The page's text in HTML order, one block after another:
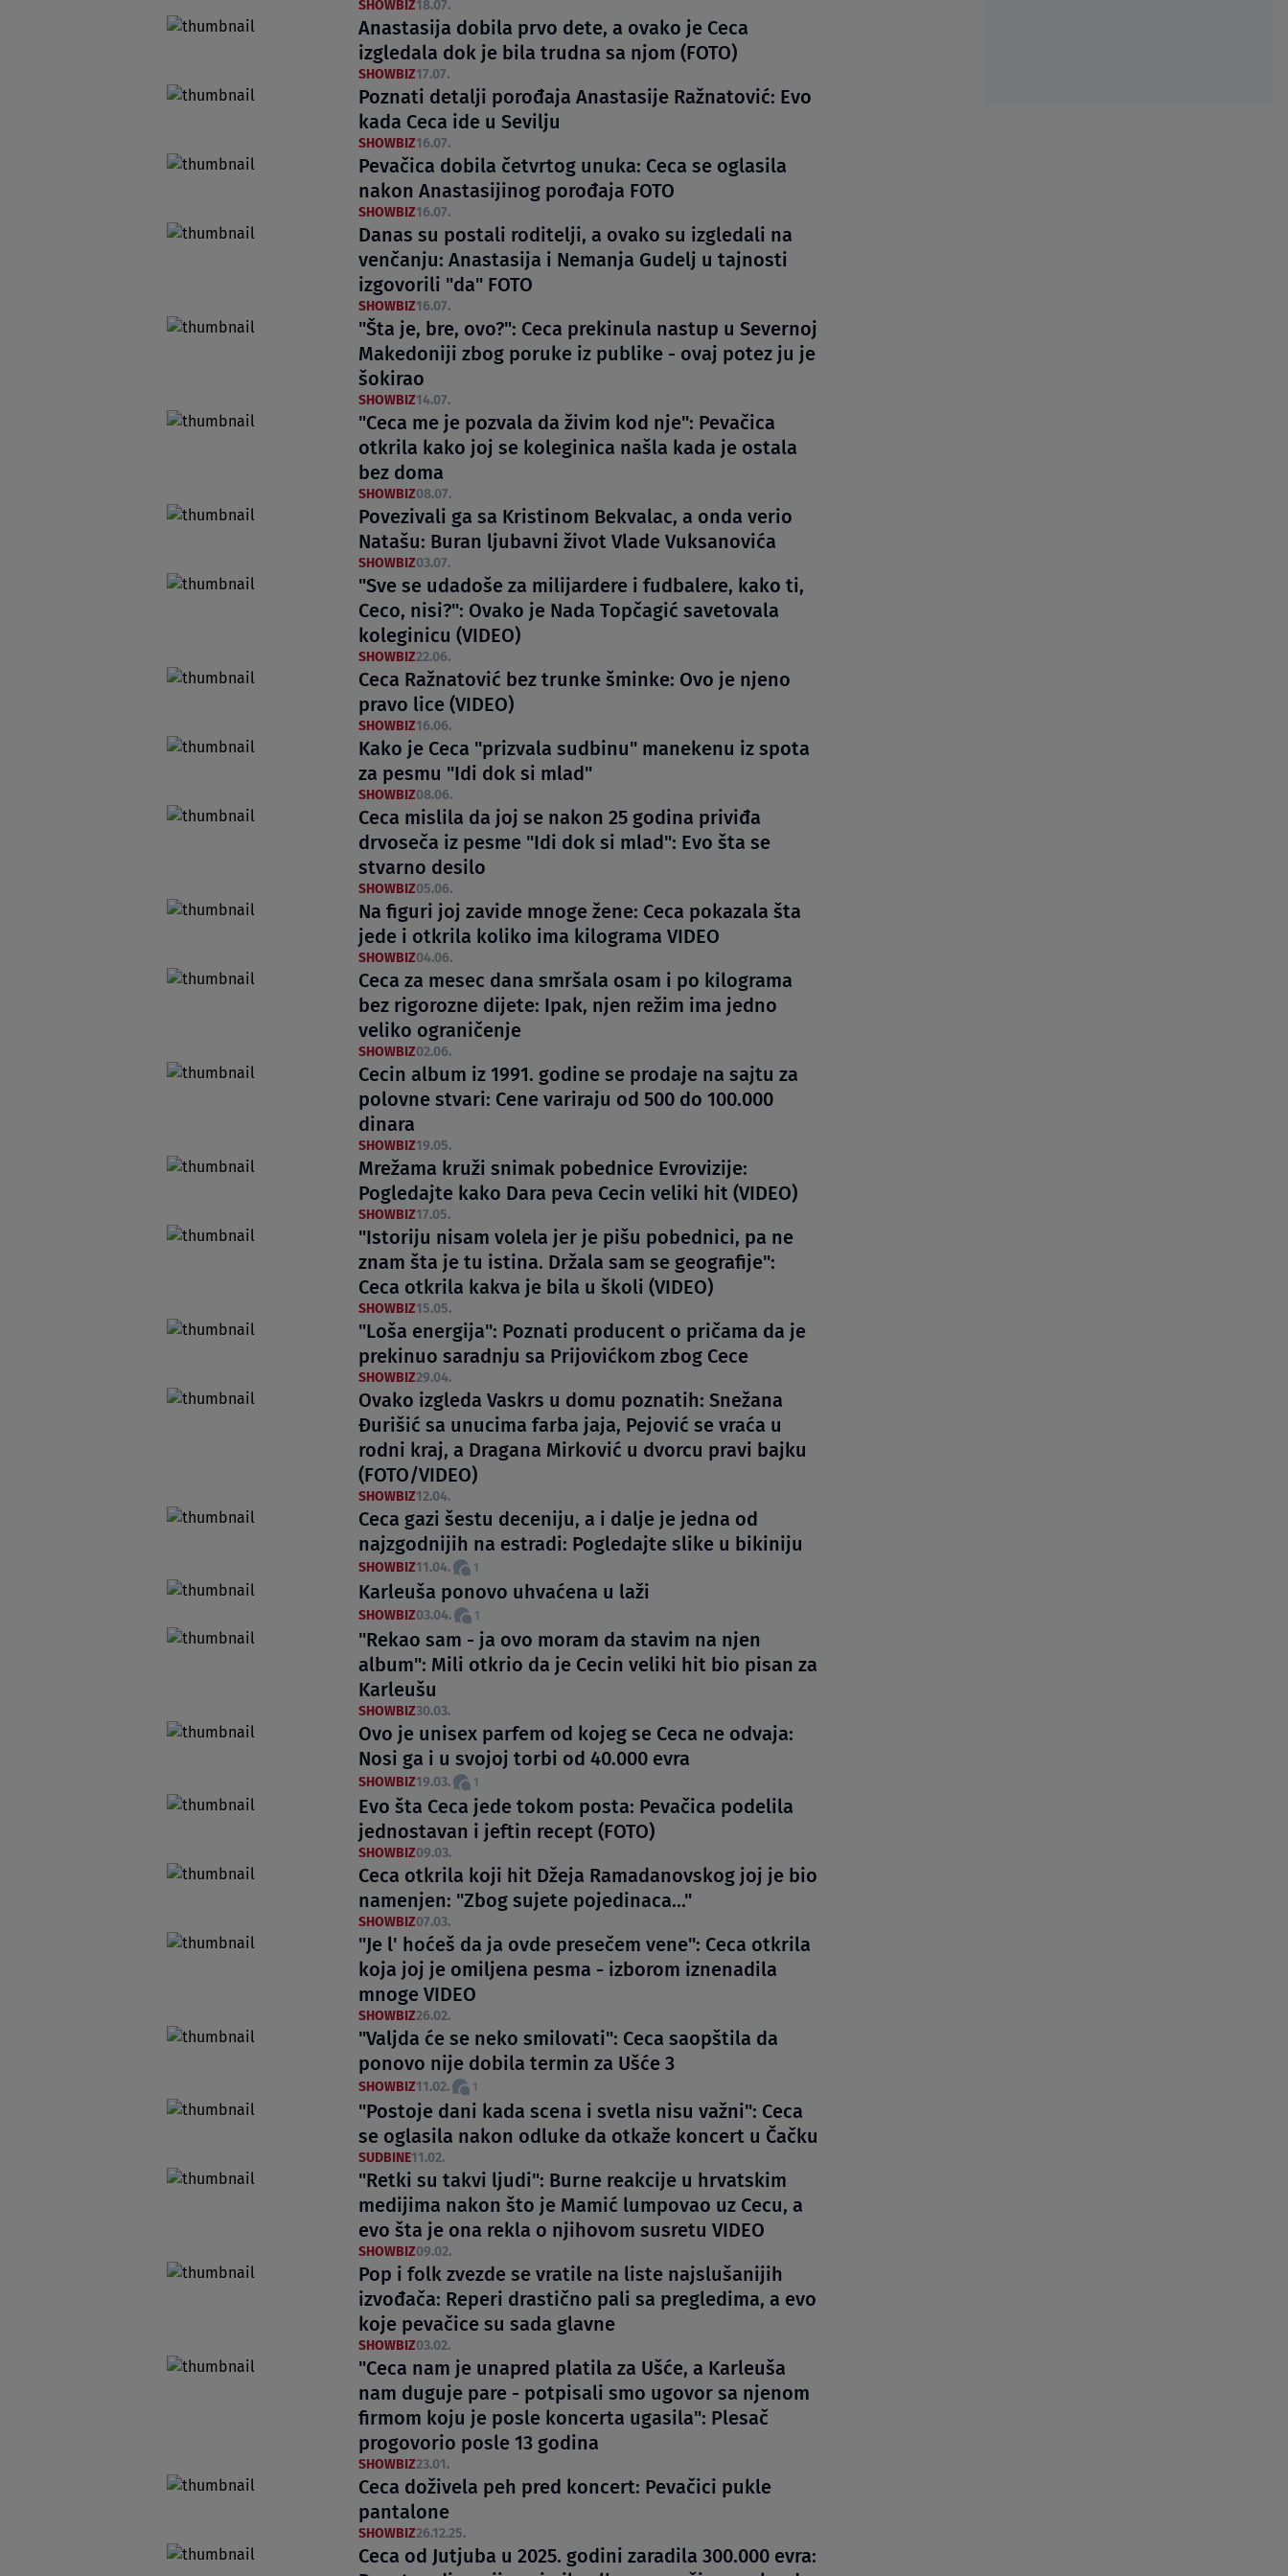
SHOWBIZ18.07.
Anastasija dobila prvo dete, a ovako je Ceca
izgledala dok je bila trudna sa njom (FOTO)
SHOWBIZ17.07.
Poznati detalji porođaja Anastasije Ražnatović: Evo
kada Ceca ide u Sevilju
SHOWBIZ16.07.
Pevačica dobila četvrtog unuka: Ceca se oglasila
nakon Anastasijinog porođaja FOTO
SHOWBIZ16.07.
Danas su postali roditelji, a ovako su izgledali na
venčanju: Anastasija i Nemanja Gudelj u tajnosti
izgovorili "da" FOTO
SHOWBIZ16.07.
"Šta je, bre, ovo?": Ceca prekinula nastup u Severnoj
Makedoniji zbog poruke iz publike - ovaj potez ju je
šokirao
SHOWBIZ14.07.
"Ceca me je pozvala da živim kod nje": Pevačica
otkrila kako joj se koleginica našla kada je ostala
bez doma
SHOWBIZ08.07.
Povezivali ga sa Kristinom Bekvalac, a onda verio
Natašu: Buran ljubavni život Vlade Vuksanovića
SHOWBIZ03.07.
"Sve se udadoše za milijardere i fudbalere, kako ti,
Ceco, nisi?": Ovako je Nada Topčagić savetovala
koleginicu (VIDEO)
SHOWBIZ22.06.
Ceca Ražnatović bez trunke šminke: Ovo je njeno
pravo lice (VIDEO)
SHOWBIZ16.06.
Kako je Ceca "prizvala sudbinu" manekenu iz spota
za pesmu "Idi dok si mlad"
SHOWBIZ08.06.
Ceca mislila da joj se nakon 25 godina priviđa
drvoseča iz pesme "Idi dok si mlad": Evo šta se
stvarno desilo
SHOWBIZ05.06.
Na figuri joj zavide mnoge žene: Ceca pokazala šta
jede i otkrila koliko ima kilograma VIDEO
SHOWBIZ04.06.
Ceca za mesec dana smršala osam i po kilograma
bez rigorozne dijete: Ipak, njen režim ima jedno
veliko ograničenje
SHOWBIZ02.06.
Cecin album iz 1991. godine se prodaje na sajtu za
polovne stvari: Cene variraju od 500 do 100.000
dinara
SHOWBIZ19.05.
Mrežama kruži snimak pobednice Evrovizije:
Pogledajte kako Dara peva Cecin veliki hit (VIDEO)
SHOWBIZ17.05.
"Istoriju nisam volela jer je pišu pobednici, pa ne
znam šta je tu istina. Držala sam se geografije":
Ceca otkrila kakva je bila u školi (VIDEO)
SHOWBIZ15.05.
"Loša energija": Poznati producent o pričama da je
prekinuo saradnju sa Prijovićkom zbog Cece
SHOWBIZ29.04.
Ovako izgleda Vaskrs u domu poznatih: Snežana
Đurišić sa unucima farba jaja, Pejović se vraća u
rodni kraj, a Dragana Mirković u dvorcu pravi bajku
(FOTO/VIDEO)
SHOWBIZ12.04.
Ceca gazi šestu deceniju, a i dalje je jedna od
najzgodnijih na estradi: Pogledajte slike u bikiniju
SHOWBIZ11.04. 1
Karleuša ponovo uhvaćena u laži
SHOWBIZ03.04. 1
"Rekao sam - ja ovo moram da stavim na njen
album": Mili otkrio da je Cecin veliki hit bio pisan za
Karleušu
SHOWBIZ30.03.
Ovo je unisex parfem od kojeg se Ceca ne odvaja:
Nosi ga i u svojoj torbi od 40.000 evra
SHOWBIZ19.03. 1
Evo šta Ceca jede tokom posta: Pevačica podelila
jednostavan i jeftin recept (FOTO)
SHOWBIZ09.03.
Ceca otkrila koji hit Džeja Ramadanovskog joj je bio
namenjen: "Zbog sujete pojedinaca..."
SHOWBIZ07.03.
"Je l' hoćeš da ja ovde presečem vene": Ceca otkrila
koja joj je omiljena pesma - izborom iznenadila
mnoge VIDEO
SHOWBIZ26.02.
"Valjda će se neko smilovati": Ceca saopštila da
ponovo nije dobila termin za Ušće 3
SHOWBIZ11.02. 1
"Postoje dani kada scena i svetla nisu važni": Ceca
se oglasila nakon odluke da otkaže koncert u Čačku
SUDBINE11.02.
"Retki su takvi ljudi": Burne reakcije u hrvatskim
medijima nakon što je Mamić lumpovao uz Cecu, a
evo šta je ona rekla o njihovom susretu VIDEO
SHOWBIZ09.02.
Pop i folk zvezde se vratile na liste najslušanijih
izvođača: Reperi drastično pali sa pregledima, a evo
koje pevačice su sada glavne
SHOWBIZ03.02.
"Ceca nam je unapred platila za Ušće, a Karleuša
nam duguje pare - potpisali smo ugovor sa njenom
firmom koju je posle koncerta ugasila": Plesač
progovorio posle 13 godina
SHOWBIZ23.01.
Ceca doživela peh pred koncert: Pevačici pukle
pantalone
SHOWBIZ26.12.25.
Ceca od Jutjuba u 2025. godini zaradila 300.000 evra: